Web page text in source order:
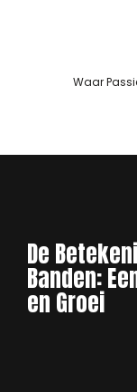
Waar
De
Banden:
en Groei